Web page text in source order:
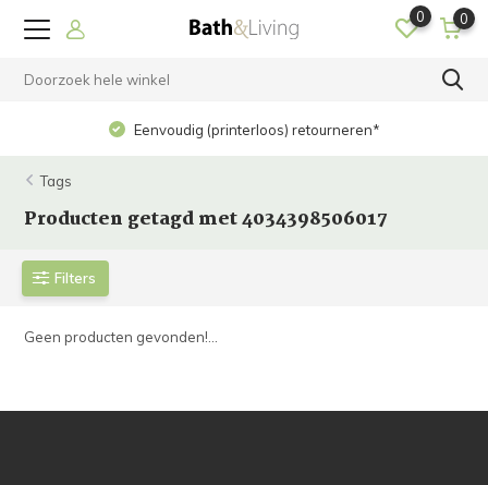
0 0
Eenvoudig (printerloos) retourneren*
Tags
Producten getagd met 4034398506017
Filters
Geen producten gevonden!...